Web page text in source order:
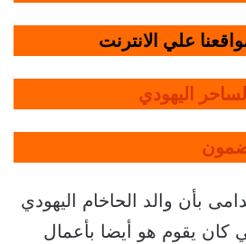
علي الانترنت
اليهودي
بأن والد الحاخام اليهودي
كان يقوم هو أيضا بأعمال